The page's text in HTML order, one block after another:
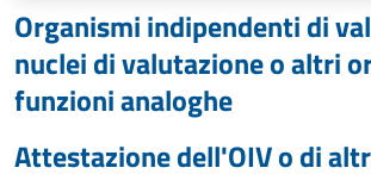
Organismi indipendenti di
nuclei di valutazione o altri
funzioni analoghe
Attestazione dell'OIV o di